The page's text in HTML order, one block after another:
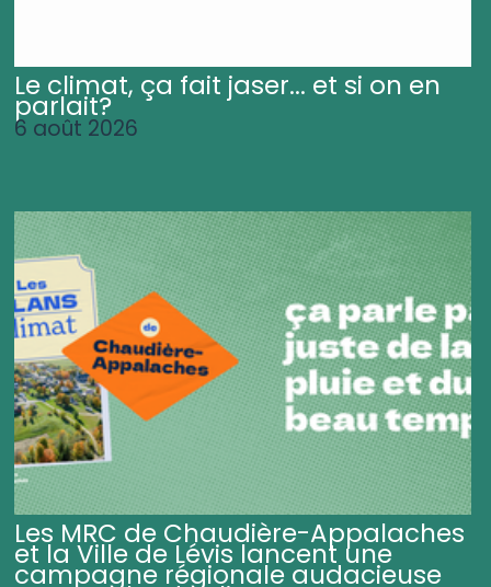
Le climat, ça fait jaser... et si on en
parlait?
6 août 2026
Les MRC de Chaudière-Appalaches
et la Ville de Lévis lancent une
campagne régionale audacieuse